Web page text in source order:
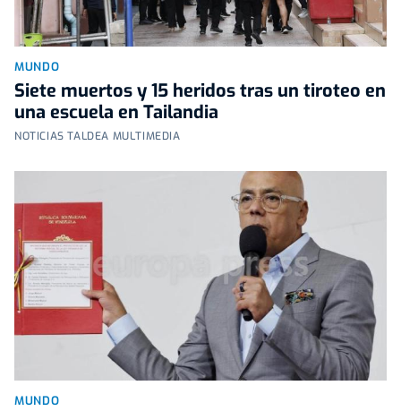
MUNDO
Siete muertos y 15 heridos tras un tiroteo en
una escuela en Tailandia
NOTICIAS TALDEA MULTIMEDIA
MUNDO